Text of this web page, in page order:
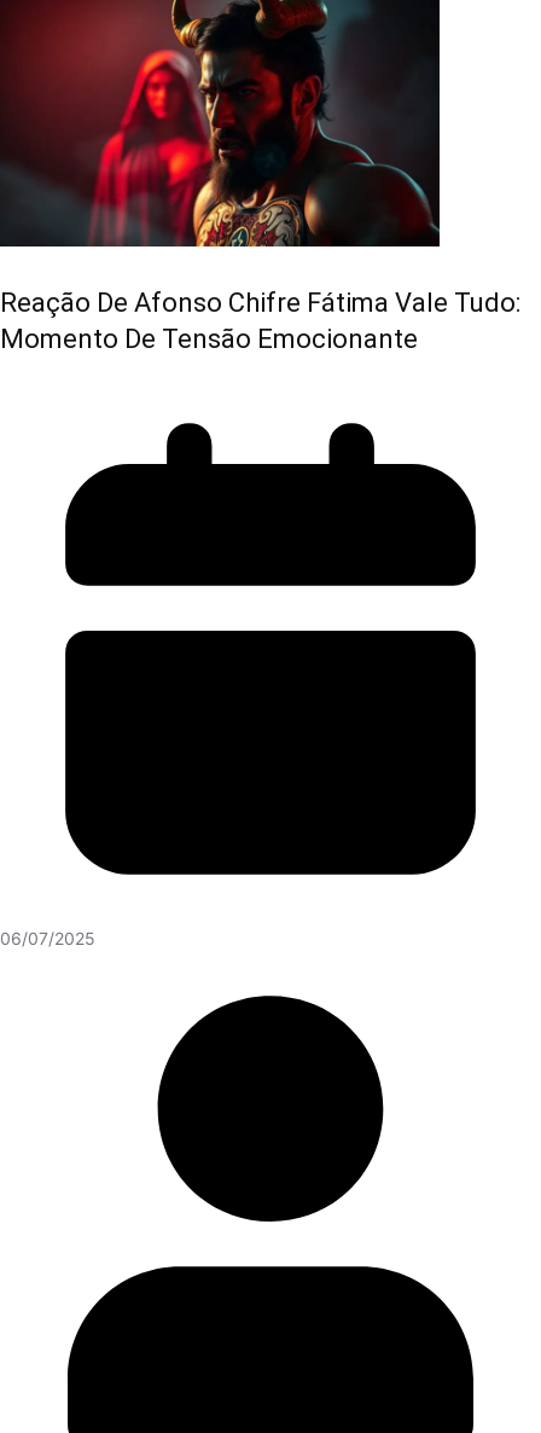
Reação De Afonso Chifre Fátima Vale Tudo:
Momento De Tensão Emocionante
06/07/2025